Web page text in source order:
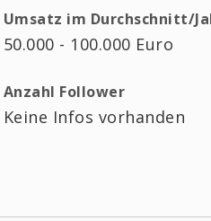
Umsatz im Durchschnitt/
50.000 - 100.000 Euro
Anzahl Follower
Keine Infos vorhanden